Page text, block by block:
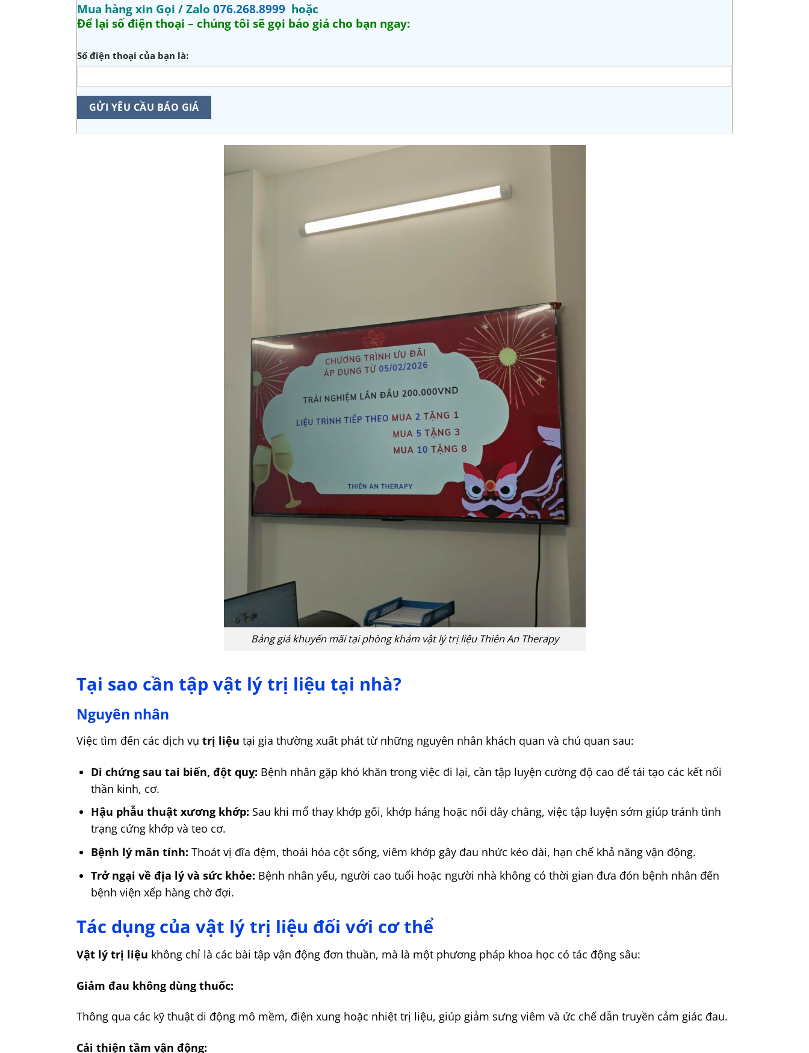
Mua hàng xin Gọi / Zalo 076.268.8999 hoặc
Để lại số điện thoại – chúng tôi sẽ gọi báo giá cho bạn ngay:
Số điện thoại của bạn là:
Bảng giá khuyến mãi tại phòng khám vật lý trị liệu Thiên An Therapy
Tại sao cần tập vật lý trị liệu tại nhà?
Nguyên nhân
Việc tìm đến các dịch vụ trị liệu tại gia thường xuất phát từ những nguyên nhân khách quan và chủ quan sau:
Di chứng sau tai biến, đột quỵ: Bệnh nhân gặp khó khăn trong việc đi lại, cần tập luyện cường độ cao để tái tạo các kết nối
thần kinh, cơ.
Hậu phẫu thuật xương khớp: Sau khi mổ thay khớp gối, khớp háng hoặc nối dây chằng, việc tập luyện sớm giúp tránh tình
trạng cứng khớp và teo cơ.
Bệnh lý mãn tính: Thoát vị đĩa đệm, thoái hóa cột sống, viêm khớp gây đau nhức kéo dài, hạn chế khả năng vận động.
Trở ngại về địa lý và sức khỏe: Bệnh nhân yếu, người cao tuổi hoặc người nhà không có thời gian đưa đón bệnh nhân đến
bệnh viện xếp hàng chờ đợi.
Tác dụng của vật lý trị liệu đối với cơ thể
Vật lý trị liệu không chỉ là các bài tập vận động đơn thuần, mà là một phương pháp khoa học có tác động sâu:
Giảm đau không dùng thuốc:
Thông qua các kỹ thuật di động mô mềm, điện xung hoặc nhiệt trị liệu, giúp giảm sưng viêm và ức chế dẫn truyền cảm giác đau.
Cải thiện tầm vận động: